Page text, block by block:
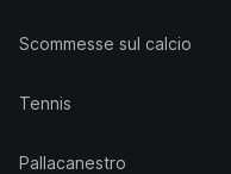
Scommesse sul calcio
Tennis
Pallacanestro